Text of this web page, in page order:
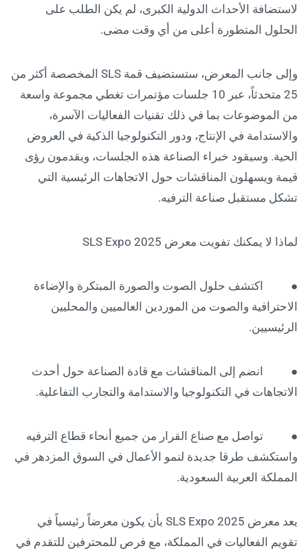
لاستضافة الأحداث الدولية الكبرى، لم يكن الطلب على
الحلول المتطورة أعلى من أي وقت مضى.
وإلى جانب المعرض، ستستضيف قمة SLS المخصصة أكثر من
25 متحدثاً، عبر 10 جلسات مؤتمرات تغطي مجموعة واسعة
من الموضوعات بما في ذلك تقنيات الفعاليات الآسرة،
والاستدامة في الإنتاج، ودور التكنولوجيا الذكية في العروض
الحية. وسيقود خبراء الصناعة هذه الجلسات، ويقدمون رؤى
قيمة ويسهلون المناقشات حول الاتجاهات الرئيسية التي
تشكل مستقبل صناعة الترفيه.
لماذا لا يمكنك تفويت معرض SLS Expo 2025
● اكتشف حلول الصوت والصورة المبتكرة والإضاءة
الاحترافية والصوت من الموردين العالميين والمحليين
الرئيسيين.
● انضم إلى المناقشات مع قادة الصناعة حول أحدث
الاتجاهات في التكنولوجيا والاستدامة والتجارب التفاعلية.
● تواصل مع صناع القرار من جميع أنحاء قطاع الترفيه
واستكشف طرقا جديدة لنمو الأعمال في السوق المزدهر في
المملكة العربية السعودية.
يعد معرض SLS Expo 2025 بأن يكون معرضاً رئيسياً في
تقويم الفعاليات في المملكة، مع فرص للمحترفين للتقدم في